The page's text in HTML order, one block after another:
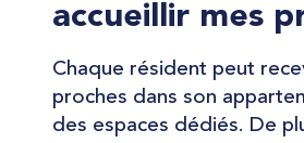
accueillir mes
Chaque résident peut
proches dans son
des espaces dédiés. De